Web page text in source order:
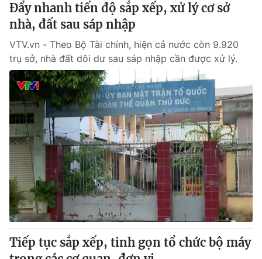
Chuyên mục khác
Emagazine Podcast
Photo Infographic
Video Shorts video
VTV Money VTV Thể thao
VTV Sức khoẻ Bất động sản
Thị trường 24h Tấm lòng Việt
VTV4 Vươn mình bằng AI
Đẩy nhanh tiến độ sắp xếp, xử lý cơ sở
nhà, đất sau sáp nhập
VTV.vn - Theo Bộ Tài chính, hiện cả nước còn 9.920
trụ sở, nhà đất dôi dư sau sáp nhập cần được xử lý.
Tiếp tục sắp xếp, tinh gọn tổ chức bộ máy